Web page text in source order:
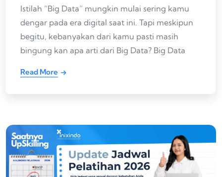
Istilah “Big Data” mungkin mulai sering kamu
dengar pada era digital saat ini. Tapi meskipun
begitu, kebanyakan dari kamu pasti masih
bingung kan apa arti dari Big Data? Big Data
Read More